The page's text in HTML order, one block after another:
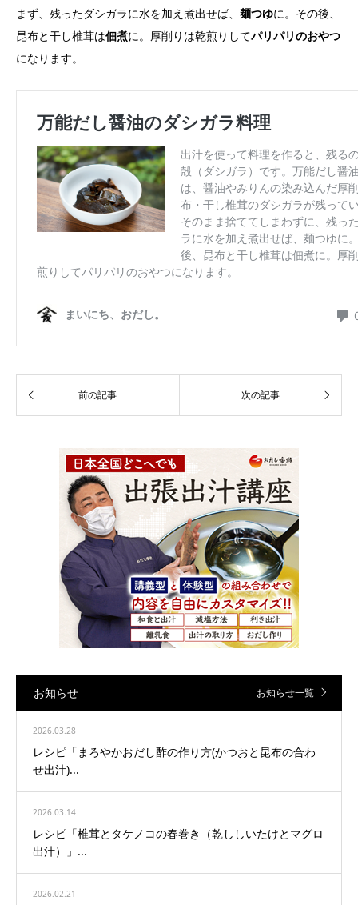
まず、残ったダシガラに水を加え煮出せば、 麺つゆに。その後、
昆布と干し椎茸は佃煮に。厚削りは乾煎りしてパリパリのおやつ
になります。
お知らせ お知らせ一覧
2026.03.28
レシピ「まろやかおだし酢の作り方(かつおと昆布の合わ
せ出汁)...
2026.03.14
レシピ「椎茸とタケノコの春巻き（乾ししいたけとマグロ
出汁）」...
2026.02.21